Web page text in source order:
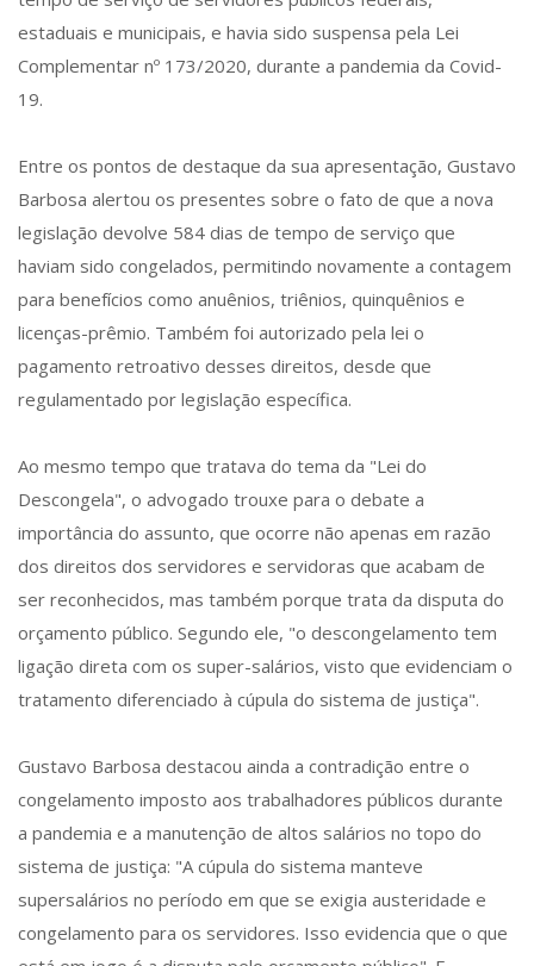
estaduais e municipais, e havia sido suspensa pela Lei
Complementar nº 173/2020, durante a pandemia da Covid-
19.
Entre os pontos de destaque da sua apresentação, Gustavo
Barbosa alertou os presentes sobre o fato de que a nova
legislação devolve 584 dias de tempo de serviço que
haviam sido congelados, permitindo novamente a contagem
para benefícios como anuênios, triênios, quinquênios e
licenças-prêmio. Também foi autorizado pela lei o
pagamento retroativo desses direitos, desde que
regulamentado por legislação específica.
Ao mesmo tempo que tratava do tema da "Lei do
Descongela", o advogado trouxe para o debate a
importância do assunto, que ocorre não apenas em razão
dos direitos dos servidores e servidoras que acabam de
ser reconhecidos, mas também porque trata da disputa do
orçamento público. Segundo ele, "o descongelamento tem
ligação direta com os super-salários, visto que evidenciam o
tratamento diferenciado à cúpula do sistema de justiça".
Gustavo Barbosa destacou ainda a contradição entre o
congelamento imposto aos trabalhadores públicos durante
a pandemia e a manutenção de altos salários no topo do
sistema de justiça: "A cúpula do sistema manteve
supersalários no período em que se exigia austeridade e
congelamento para os servidores. Isso evidencia que o que